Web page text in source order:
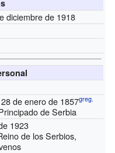
diciembre de 1918
28 de enero de 1857greg.
de Serbia
1923
de los Serbios,